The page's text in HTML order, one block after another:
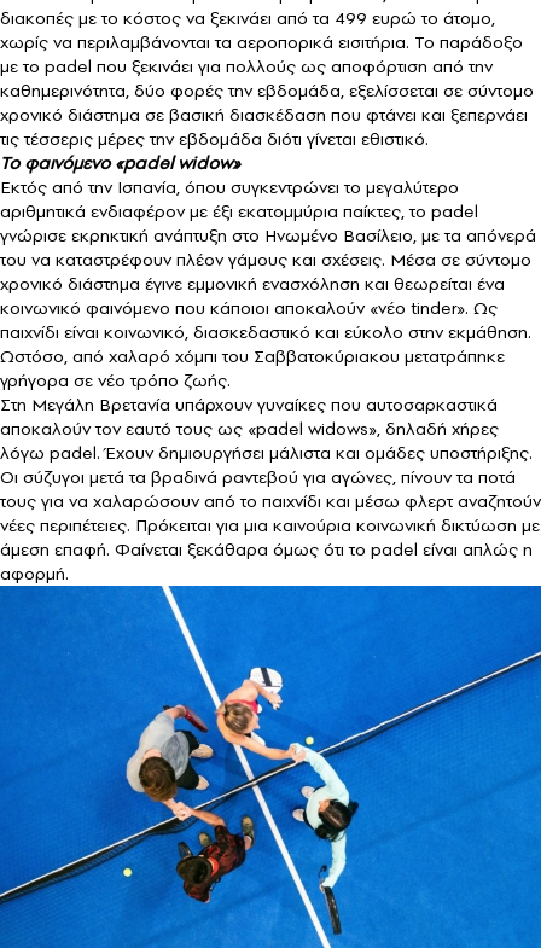
διακοπές με το κόστος να ξεκινάει από τα 499 ευρώ το άτομο,
χωρίς να περιλαμβάνονται τα αεροπορικά εισιτήρια. Το παράδοξο
με το padel που ξεκινάει για πολλούς ως αποφόρτιση από την
καθημερινότητα, δύο φορές την εβδομάδα, εξελίσσεται σε σύντομο
χρονικό διάστημα σε βασική διασκέδαση που φτάνει και ξεπερνάει
τις τέσσερις μέρες την εβδομάδα διότι γίνεται εθιστικό.
Το φαινόμενο «padel widow»
Εκτός από την Ισπανία, όπου συγκεντρώνει το μεγαλύτερο
αριθμητικά ενδιαφέρον με έξι εκατομμύρια παίκτες, το padel
γνώρισε εκρηκτική ανάπτυξη στο Ηνωμένο Βασίλειο, με τα απόνερά
τoυ να καταστρέφουν πλέον γάμους και σχέσεις. Μέσα σε σύντομο
χρονικό διάστημα έγινε εμμονική ενασχόληση και θεωρείται ένα
κοινωνικό φαινόμενο που κάποιοι αποκαλούν «νέο tinder». Ως
παιχνίδι είναι κοινωνικό, διασκεδαστικό και εύκολο στην εκμάθηση.
Ωστόσο, από χαλαρό χόμπι του Σαββατοκύριακου μετατράπηκε
γρήγορα σε νέο τρόπο ζωής.
Στη Μεγάλη Βρετανία υπάρχουν γυναίκες που αυτοσαρκαστικά
αποκαλούν τον εαυτό τους ως «padel widows», δηλαδή χήρες
λόγω padel. Έχουν δημιουργήσει μάλιστα και ομάδες υποστήριξης.
Οι σύζυγοι μετά τα βραδινά ραντεβού για αγώνες, πίνουν τα ποτά
τους για να χαλαρώσουν από το παιχνίδι και μέσω φλερτ αναζητούν
νέες περιπέτειες. Πρόκειται για μια καινούρια κοινωνική δικτύωση με
άμεση επαφή. Φαίνεται ξεκάθαρα όμως ότι το padel είναι απλώς η
αφορμή.